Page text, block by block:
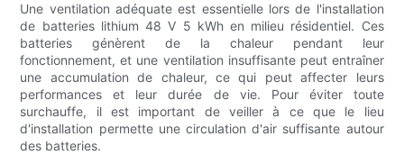
Une ventilation adéquate est essentielle lors de l'installation
de batteries lithium 48 V 5 kWh en milieu résidentiel. Ces
batteries génèrent de la chaleur pendant leur
fonctionnement, et une ventilation insuffisante peut entraîner
une accumulation de chaleur, ce qui peut affecter leurs
performances et leur durée de vie. Pour éviter toute
surchauffe, il est important de veiller à ce que le lieu
d'installation permette une circulation d'air suffisante autour
des batteries.